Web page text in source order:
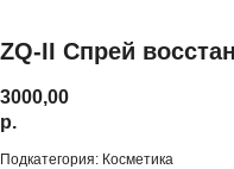
ZQ-II Спрей
3000,00
р.
Подкатегория: Косметика